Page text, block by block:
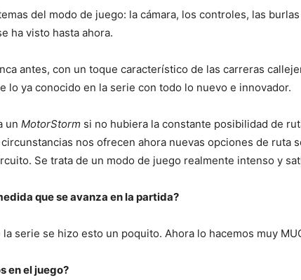
del modo de juego: la cámara, los controles, las
ha visto hasta ahora.
antes, con un toque característico de las carreras
ya conocido en la serie con todo lo nuevo e innovador.
un MotorStorm si no hubiera la constante posibilidad de
nos ofrecen ahora nuevas opciones de ruta
Se trata de un modo de juego realmente intenso y
que se avanza en la partida?
serie se hizo esto un poquito. Ahora lo hacemos muy
en el juego?